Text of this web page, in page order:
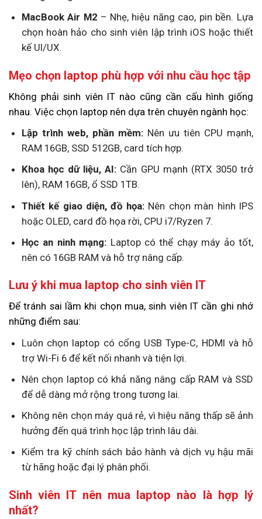
MacBook Air M2 – Nhẹ, hiệu năng cao, pin bền. Lựa
chọn hoàn hảo cho sinh viên lập trình iOS hoặc thiết
kế UI/UX.
Mẹo chọn laptop phù hợp với nhu cầu học tập
Không phải sinh viên IT nào cũng cần cấu hình giống
nhau. Việc chọn laptop nên dựa trên chuyên ngành học:
Lập trình web, phần mềm:Nên ưu tiên CPU mạnh,
RAM 16GB, SSD 512GB, card tích hợp.
Khoa học dữ liệu, AI: Cần GPU mạnh (RTX 3050 trở
lên), RAM 16GB, ổ SSD 1TB.
Thiết kế giao diện, đồ họa:Nên chọn màn hình IPS
hoặc OLED, card đồ họa rời, CPU i7/Ryzen 7.
Học an ninh mạng: Laptop có thể chạy máy ảo tốt,
nên có 16GB RAM và hỗ trợ nâng cấp.
Lưu ý khi mua laptop cho sinh viên IT
Để tránh sai lầm khi chọn mua, sinh viên IT cần ghi nhớ
những điểm sau:
Luôn chọn laptop có cổng USB Type-C, HDMI và hỗ
trợ Wi-Fi 6 để kết nối nhanh và tiện lợi.
Nên chọn laptop có khả năng nâng cấp RAM và SSD
để dễ dàng mở rộng trong tương lai.
Không nên chọn máy quá rẻ, vì hiệu năng thấp sẽ ảnh
hưởng đến quá trình học lập trình lâu dài.
Kiểm tra kỹ chính sách bảo hành và dịch vụ hậu mãi
từ hãng hoặc đại lý phân phối.
Sinh viên IT nên mua laptop nào là hợp lý
nhất?